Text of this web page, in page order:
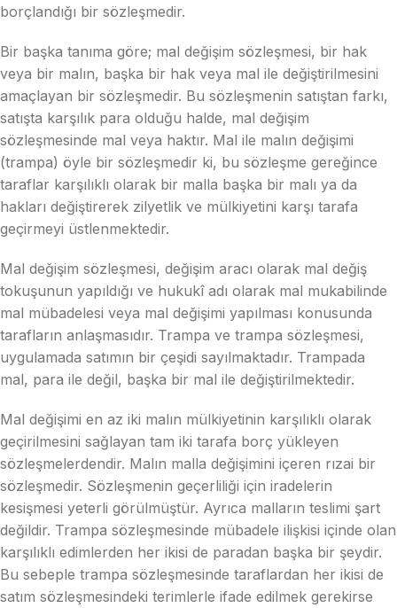
borçlandığı bir sözleşmedir.
Bir başka tanıma göre; mal değişim sözleşmesi, bir hak
veya bir malın, başka bir hak veya mal ile değiştirilmesini
amaçlayan bir sözleşmedir. Bu sözleşmenin satıştan farkı,
satışta karşılık para olduğu halde, mal değişim
sözleşmesinde mal veya haktır. Mal ile malın değişimi
(trampa) öyle bir sözleşmedir ki, bu sözleşme gereğince
taraflar karşılıklı olarak bir malla başka bir malı ya da
hakları değiştirerek zilyetlik ve mülkiyetini karşı tarafa
geçirmeyi üstlenmektedir.
Mal değişim sözleşmesi, değişim aracı olarak mal değiş
tokuşunun yapıldığı ve hukukî adı olarak mal mukabilinde
mal mübadelesi veya mal değişimi yapılması konusunda
tarafların anlaşmasıdır. Trampa ve trampa sözleşmesi,
uygulamada satımın bir çeşidi sayılmaktadır. Trampada
mal, para ile değil, başka bir mal ile değiştirilmektedir.
Mal değişimi en az iki malın mülkiyetinin karşılıklı olarak
geçirilmesini sağlayan tam iki tarafa borç yükleyen
sözleşmelerdendir. Malın malla değişimini içeren rızai bir
sözleşmedir. Sözleşmenin geçerliliği için iradelerin
kesişmesi yeterli görülmüştür. Ayrıca malların teslimi şart
değildir. Trampa sözleşmesinde mübadele ilişkisi içinde olan
karşılıklı edimlerden her ikisi de paradan başka bir şeydir.
Bu sebeple trampa sözleşmesinde taraflardan her ikisi de
satım sözleşmesindeki terimlerle ifade edilmek gerekirse